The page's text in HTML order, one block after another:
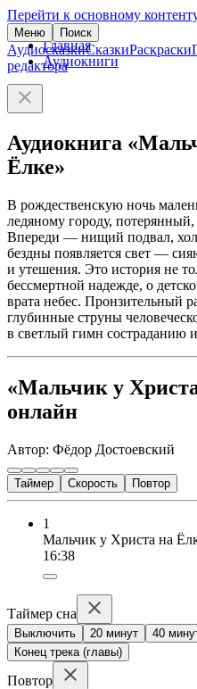
Перейти к основному
Меню Поиск
АудиосказкиСказкиРаскраски
редактора
Главная
Аудиокниги
Аудиокнига
Ёлке»
В рождественскую ночь
ледяному городу,
Впереди — нищий подвал,
бездны появляется свет —
и утешения. Это история не
бессмертной надежде, о
врата небес. Пронзительный
глубинные струны
в светлый гимн состраданию
«Мальчик у
онлайн
Автор: Фёдор Достоевский
Таймер Скорость Повтор
1
Мальчик у Христа на
16:38
Таймер сна
Выключить 20 минут 40
Конец трека (главы)
Повтор